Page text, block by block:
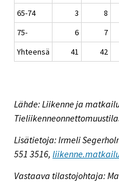
65-74
3 8
75-
6 7
Yhteensä
41 42
Lähde: Liikenne ja
Lisätietoja: Irmeli
551 3516,
Vastaava tilastojohtaja: